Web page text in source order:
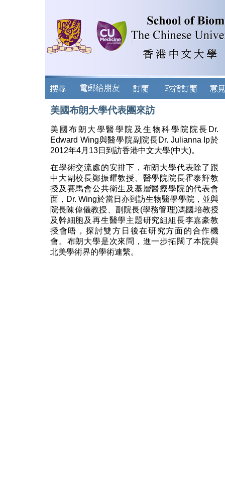
美國布朗大學代表團來訪
美國布朗大學醫學院及生物科學院院長Dr.
Edward Wing與醫學院副院長Dr. Julianna Ip於
2012年4月13日到訪香港中文大學(中大)。
在學術交流處的安排下，布朗大學代表除了跟
中大副校長鄭振耀教授、醫學院院長霍泰輝教
授及賽馬會公共衛生及基層醫療學院的代表會
面，Dr. Wing於當日亦到訪生物醫學學院，並與
院長陳偉儀教授、副院長(學務管理)馮國培教授
及幹細胞及再生醫學主題研究組組長李嘉豪教
授會晤，探討雙方日後在研究方面的合作機
會。布朗大學是次來問，進一步拓闊了本院與
北美學術界的學術連繫。